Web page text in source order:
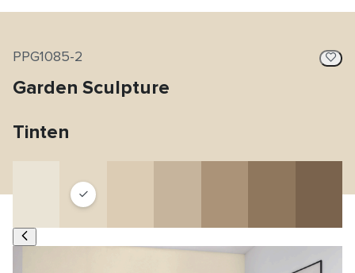
PPG1085-2
Garden Sculpture
Tinten